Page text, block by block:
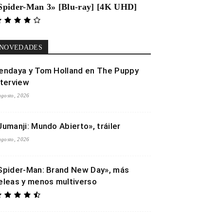
Man 3» [Blu-ray] [4K UHD]
y Tom Holland en The Puppy
2026
Mundo Abierto», tráiler
2026
Man: Brand New Day», más
y menos multiverso